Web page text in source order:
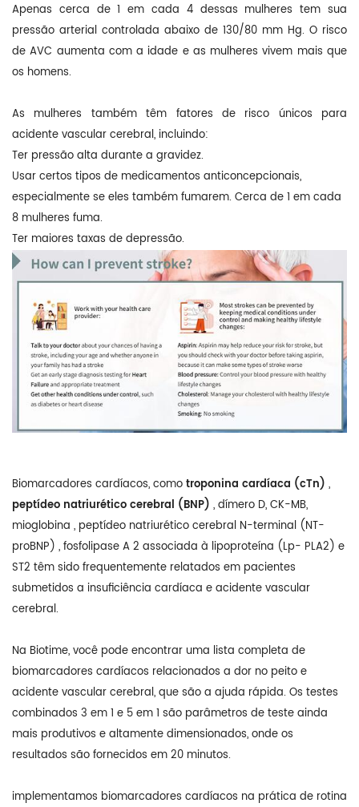
Apenas cerca de 1 em cada 4 dessas mulheres tem sua
pressão arterial controlada abaixo de 130/80 mm Hg. O risco
de AVC aumenta com a idade e as mulheres vivem mais que
os homens.
As mulheres também têm fatores de risco únicos para
acidente vascular cerebral, incluindo:
Ter pressão alta durante a gravidez.
Usar certos tipos de medicamentos anticoncepcionais,
especialmente se eles também fumarem. Cerca de 1 em cada
8 mulheres fuma.
Ter maiores taxas de depressão.
Biomarcadores cardíacos, comotroponina cardíaca (cTn) ,
peptídeo natriurético cerebral (BNP) , dímero D, CK-MB,
mioglobina , peptídeo natriurético cerebral N-terminal (NT-
proBNP) , fosfolipase A 2 associada à lipoproteína (Lp- PLA2) e
ST2 têm sido frequentemente relatados em pacientes
submetidos a insuficiência cardíaca eacidente vascular
cerebral.
Na Biotime, você pode encontrar uma lista completa de
biomarcadores cardíacos relacionados a dor no peito e
acidente vascular cerebral, que são a ajuda rápida. Os testes
combinados 3 em 1 e 5 em 1 são parâmetros de teste ainda
mais produtivos e altamente dimensionados, onde os
resultados são fornecidos em 20 minutos.
implementamos biomarcadores cardíacos na prática de rotina